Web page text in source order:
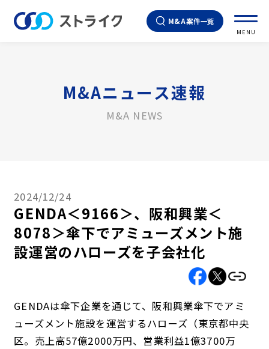
M&A案件一覧
MENU
M&Aニュース速報
M&A NEWS
2024/12/24
GENDA＜9166＞、阪和興業＜
8078＞傘下でアミューズメント施
設運営のハローズを子会社化
GENDAは傘下企業を通じて、阪和興業傘下でアミ
ューズメント施設を運営するハローズ（東京都中央
区。売上高57億2000万円、営業利益1億3700万